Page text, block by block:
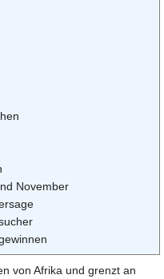
November
von Afrika und grenzt an